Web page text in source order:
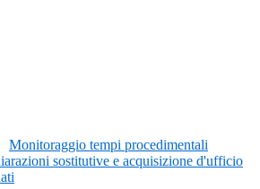
Monitoraggio tempi procedimentali
sostitutive e acquisizione d'ufficio